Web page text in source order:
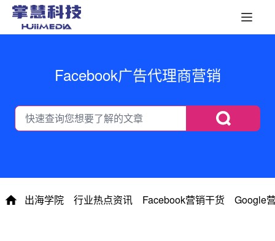
Facebook广告代理商营销
出海学院 行业热点资讯 Facebook营销干货 Google